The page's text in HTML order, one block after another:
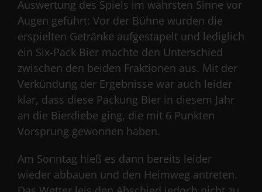
Auswertung des Spiels im wahrsten Sinne vor
Augen geführt: Vor der Bühne wurden die
erspielten Getränke aufgestapelt und lediglich
ein Six-Pack Bier machte den Unterschied
zwischen den beiden Fraktionen aus. Mit der
Verkündung der Ergebnisse war auch leider
klar, dass diese Packung Bier in diesem Jahr
an die Bierdiebe ging, die mit 6 Punkten
Vorsprung gewonnen haben.
Am Sonntag hieß es dann bereits leider
wieder abbauen und den Heimweg antreten.